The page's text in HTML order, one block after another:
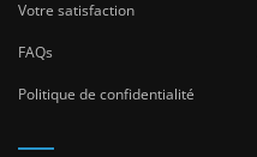
Votre satisfaction
FAQs
Politique de confidentialité